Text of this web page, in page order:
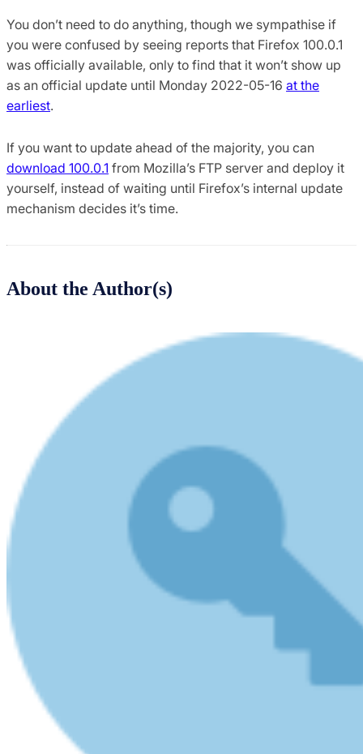
You don’t need to do anything, though we sympathise if
you were confused by seeing reports that Firefox 100.0.1
was officially available, only to find that it won’t show up
as an official update until Monday 2022-05-16 at the
earliest.
If you want to update ahead of the majority, you can
download 100.0.1 from Mozilla’s FTP server and deploy it
yourself, instead of waiting until Firefox’s internal update
mechanism decides it’s time.
About the Author(s)